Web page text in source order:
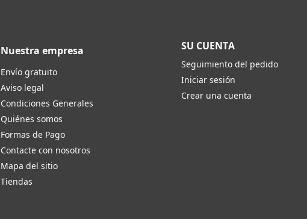
Nuestra empresa
Envío gratuito
Aviso legal
Condiciones Generales
Quiénes somos
Formas de Pago
Contacte con nosotros
Mapa del sitio
Tiendas
SU CUENTA
Seguimiento del pedido
Iniciar sesión
Crear una cuenta